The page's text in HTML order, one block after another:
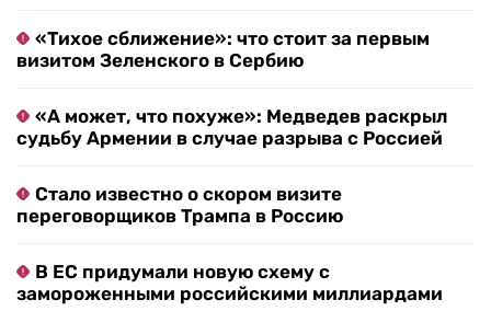
«Тихое сближение»: что стоит за первым
визитом Зеленского в Сербию
«А может, что похуже»: Медведев раскрыл
судьбу Армении в случае разрыва с Россией
Стало известно о скором визите
переговорщиков Трампа в Россию
В ЕС придумали новую схему с
замороженными российскими миллиардами